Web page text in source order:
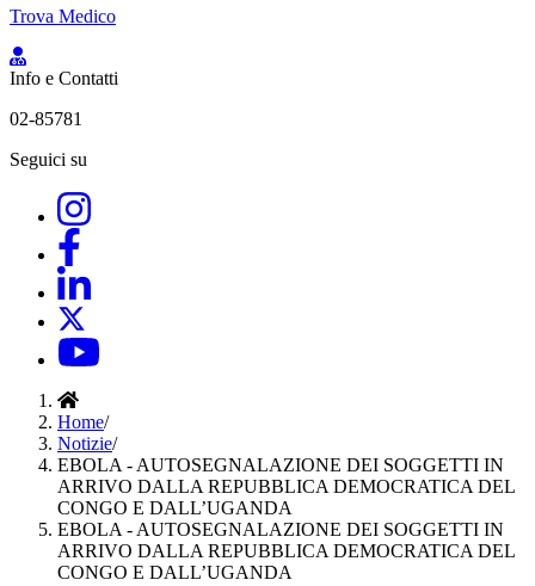
Trova Medico
Info e Contatti
02-85781
Seguici su
Home/
Notizie/
EBOLA - AUTOSEGNALAZIONE DEI SOGGETTI IN
ARRIVO DALLA REPUBBLICA DEMOCRATICA DEL
CONGO E DALL’UGANDA
EBOLA - AUTOSEGNALAZIONE DEI SOGGETTI IN
ARRIVO DALLA REPUBBLICA DEMOCRATICA DEL
CONGO E DALL’UGANDA